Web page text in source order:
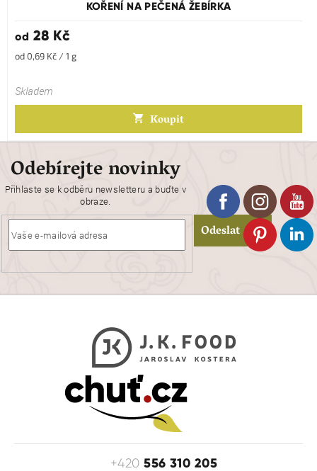
KOŘENÍ NA PEČENÁ ŽEBÍRKA
od 28 Kč
Měrná
od 0,69 Kč / 1 g
Skladem
Koupit
Odebírejte novinky
Přihlaste se k odběru newsletteru a buďte v
obraze.
Odeslat
+420556 310 205